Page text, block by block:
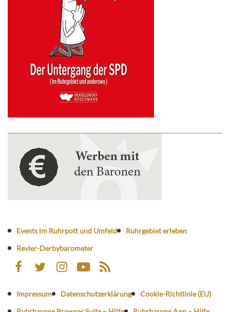
Events im Ruhrpott und Umfeld
Ruhrgebiet erleben
Revier-Derbybarometer
Impressum Datenschutzerklärung
Cookie-Richtlinie (EU)